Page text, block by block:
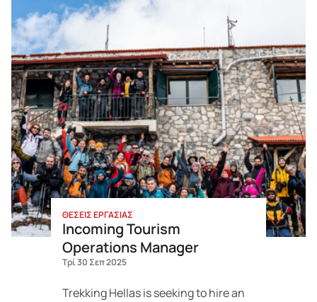
ΘΕΣΕΙΣ ΕΡΓΑΣΙΑΣ
Incoming Tourism
Operations Manager
Τρί 30 Σεπ 2025
Trekking Hellas is seeking to hire an